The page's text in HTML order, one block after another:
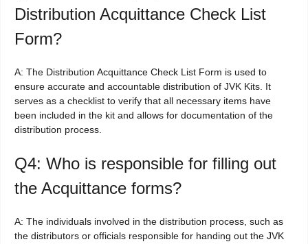
Distribution Acquittance Check List
Form?
A: The Distribution Acquittance Check List Form is used to
ensure accurate and accountable distribution of JVK Kits. It
serves as a checklist to verify that all necessary items have
been included in the kit and allows for documentation of the
distribution process.
Q4: Who is responsible for filling out
the Acquittance forms?
A: The individuals involved in the distribution process, such as
the distributors or officials responsible for handing out the JVK